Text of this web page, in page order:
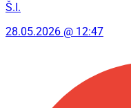
Š.I.
28.05.2026 @ 12:47